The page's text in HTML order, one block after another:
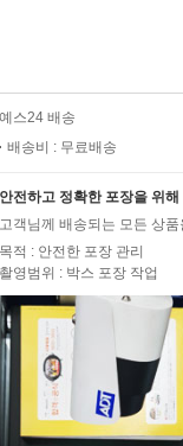
게 노는 방법
뚱한 경주들
경주
난 동물들
기한 사진들
사진
일을 했을까요?
예스24 배송
배송비 : 무료배송
안전하고 정확한 포장을 위
고객님께 배송되는 모든 상
목적 : 안전한 포장 관리
촬영범위 : 박스 포장 작업